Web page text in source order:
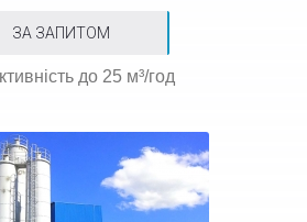
ЗА ЗАПИТОМ
до 25 м³/год